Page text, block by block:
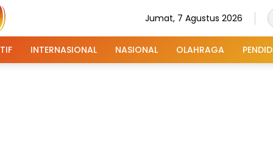
Jumat, 7 Agustus 2026
INTERNASIONAL NASIONAL OLAHRAGA